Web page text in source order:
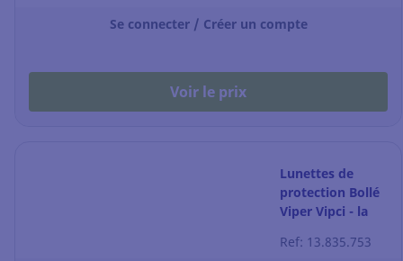
Se connecter / Créer un compte
Voir le prix
Lunettes de
protection Bollé
Viper Vipci - la
Ref: 13.835.753